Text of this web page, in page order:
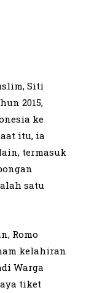
Siti
2015,
ke
itu, ia
termasuk
satu
Romo
kelahiran
Warga
tiket